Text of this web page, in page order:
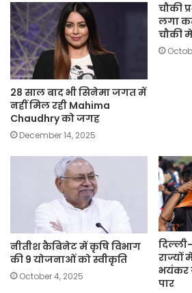
28 साल बाद भी सिनेमा जगत में
नहीं मिल रही Mahima
Chaudhry को जगह
December 14, 2025
चौकी
लगा
चौकी
नीतीश कैबिनेट में कृषि विभाग
की 9 योजनाओं को स्वीकृति
October 4, 2025
राज्यों
भयंकर
पार